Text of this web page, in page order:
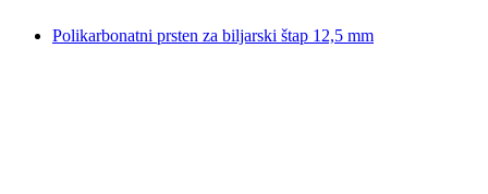
Polikarbonatni prsten za biljarski štap 12,5 mm